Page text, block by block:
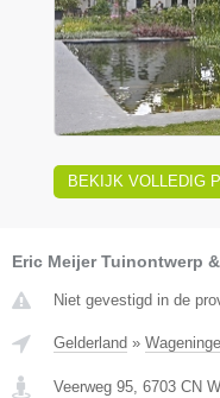
BEKIJK VOLLEDIG
Eric Meijer Tuinontwerp
Niet gevestigd in de
Gelderland »
Veerweg 95, 6703 CN